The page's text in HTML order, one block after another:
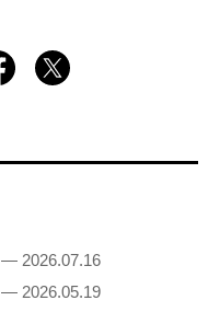
— 2026.07.16
— 2026.05.19